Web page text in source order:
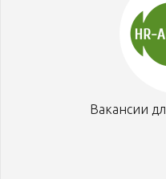
Вакансии